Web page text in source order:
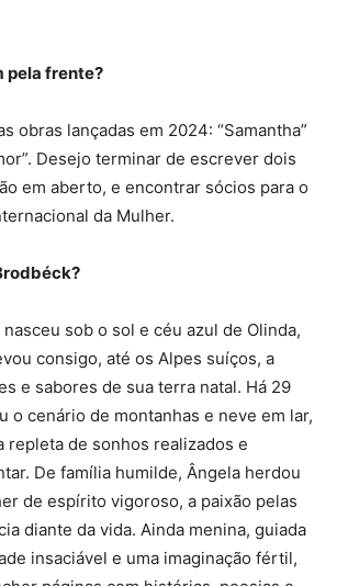
pela frente?
obras lançadas em 2024: “Samantha”
Desejo terminar de escrever dois
em aberto, e encontrar sócios para o
da Mulher.
sob o sol e céu azul de Olinda,
consigo, até os Alpes suíços, a
e sabores de sua terra natal. Há 29
o cenário de montanhas e neve em lar,
repleta de sonhos realizados e
De família humilde, Ângela herdou
de espírito vigoroso, a paixão pelas
diante da vida. Ainda menina, guiada
insaciável e uma imaginação fértil,